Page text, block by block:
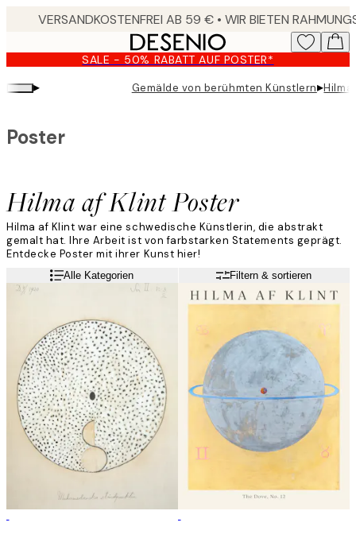
content.
SALE - 50% RABATT AUF POSTER*
▸ Gemälde von berühmten Künstlern▸
Hilma af Klint Poster
Poster
Hilma af Klint war eine schwedische Künstlerin, die abstrakt
gemalt hat. Ihre Arbeit ist von farbstarken Statements geprägt.
Entdecke Poster mit ihrer Kunst hier!
WeiterlesenAlle Kategorien Filtern & sortieren